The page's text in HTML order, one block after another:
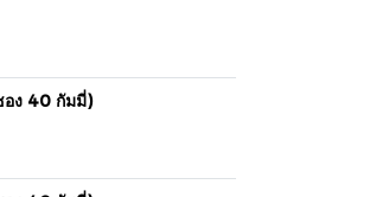
อง 40 กัมมี่)